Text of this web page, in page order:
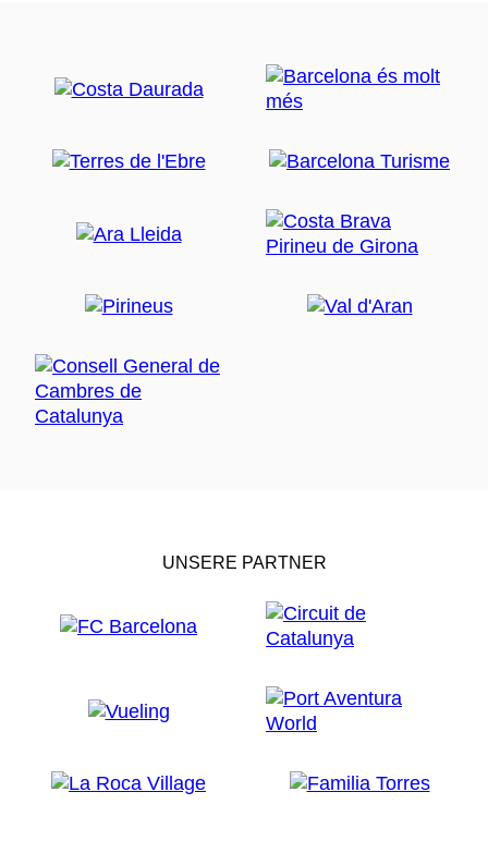
UNSERE PARTNER